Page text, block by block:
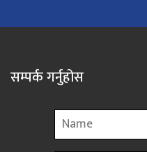
सम्पर्क गर्नुहोस
Name